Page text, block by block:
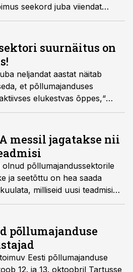
seekord juba viiendat
on olnud kohal kõik
suurnäitus on
neljandat aastat näitab
et põllumajanduses
elukestvas õppes,“
Kaubanduskoja
messi ajal toimuvat tihedat
kava.
messil jagatakse nii
olnud põllumajandussektorile
ja seetõttu on hea saada
milliseid uusi teadmisi
keerulises olukorras
Põllumajandus-
Ants Noot selle aasta EPA
fookusi.
põllumajanduse
Eesti põllumajanduse
12. ja 13. oktoobril Tartusse